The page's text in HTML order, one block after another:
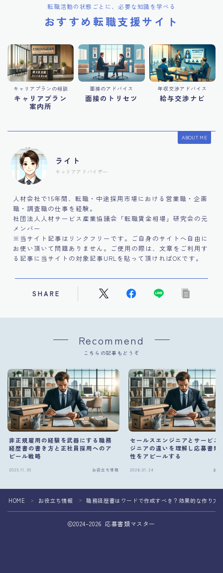
転職活動の状態ごとに、必要な知識を学べる
おすすめ転職支援サイト
キャリアプランの相談
キャリアプラン
案内所
面接のアドバイス
面接のトリセツ
年収交渉アドバイス
給与交渉ナビ
ABOUT ME
ライト
キャリアアドバイザー
人材会社で15年間、転職・中途採用市場における営業職・企画
職・調査職の仕事を経験。
社団法人人材サービス産業協議会「転職賃金相場」研究会の元
メンバー
※当サイト記事はリンクフリーです。ご自身のサイトへ自由に
お使い頂いて問題ありません。ご使用の際は、文章をご利用す
る記事に当サイトの対象記事URLを貼って頂ければOKです。
SHARE
Recommend
こちらの記事もどうぞ
非正規雇用の経験を武器にする職務
経歴書の書き方と正社員採用へのア
ピール戦略
2025.11.30 お役立ち情報
セールスエンジニアとサービス
ジニアの違いを理解し応募書類
性をアピールする
2026.01.24 お
HOME ＞ お役立ち情報 ＞ 職務経歴書はワードで作成すべき？効果的な作り方
2024–2026 応募書類マスター